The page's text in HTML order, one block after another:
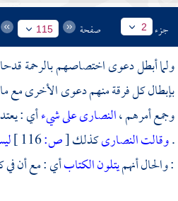
جزء 2 صفحة 115
ولما أبطل دعوى اختصاصهم بالرحمة
بإبطال كل فرقة منهم دعوى الأخرى مع
وجمع أمرهم ،النصارى على شيءأي :
.وقالت النصارىكذلك[ص:
: والحال أنهميتلون الكتابأي : مع أن